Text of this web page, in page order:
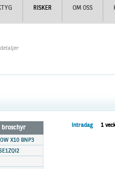
RISKER OM OSS
broschyr
X10 BNP3
Intradag 1